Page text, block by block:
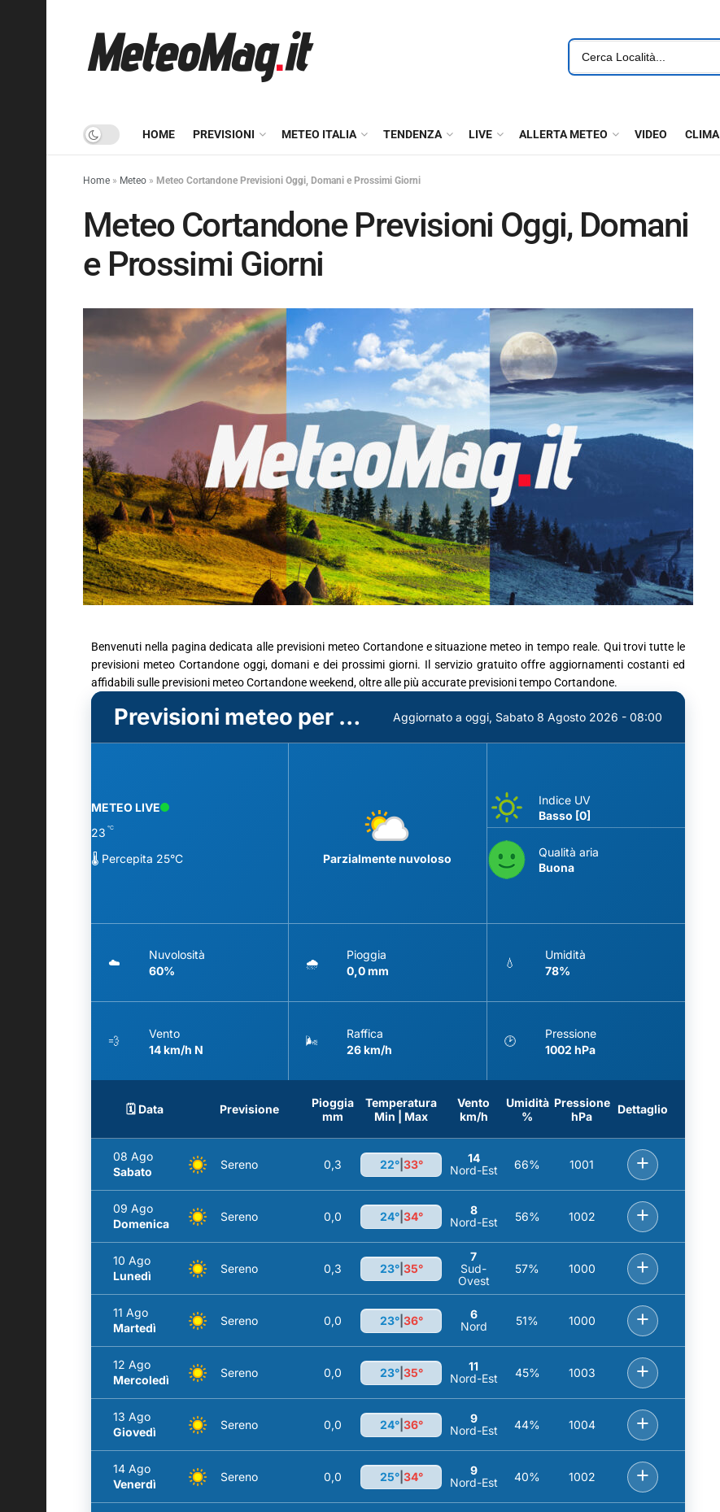
HOME PREVISIONI METEO ITALIA TENDENZA LIVE ALLERTA METEO VIDEO CLIMA
Home » Meteo » Meteo Cortandone Previsioni Oggi, Domani e Prossimi Giorni
Meteo Cortandone Previsioni Oggi, Domani
e Prossimi Giorni
Benvenuti nella pagina dedicata alle previsioni meteo Cortandone e situazione meteo in tempo reale. Qui trovi tutte le
previsioni meteo Cortandone oggi, domani e dei prossimi giorni. Il servizio gratuito offre aggiornamenti costanti ed
affidabili sulle previsioni meteo Cortandone weekend, oltre alle più accurate previsioni tempo Cortandone.
Previsioni meteo per Cortandone (AT) Aggiornato a oggi, Sabato 8 Agosto 2026 - 08:00
METEO LIVE
23 °C
🌡️ Percepita 25°C Parzialmente nuvoloso
Indice UV
Basso [0]
Qualità aria
Buona
☁️
Nuvolosità
60%
🌧️
Pioggia
0,0 mm
💧
Umidità
78%
💨
Vento
14 km/h N
🌬️
Raffica
26 km/h
🕑
Pressione
1002 hPa
🗓️ Data Previsione
Pioggia
mm
Temperatura
Min | Max
Vento
km/h
Umidità
%
Pressione
hPa
Dettaglio
08 Ago
Sabato
Sereno 0,3 22°| 33°
14
Nord-Est
66% 1001 +
09 Ago
Domenica
Sereno 0,0 24°| 34°
8
Nord-Est
56% 1002 +
10 Ago
Lunedì
Sereno 0,3 23°| 35°
7
Sud-
Ovest
57% 1000 +
11 Ago
Martedì
Sereno 0,0 23°| 36°
6
Nord
51% 1000 +
12 Ago
Mercoledì
Sereno 0,0 23°| 35°
11
Nord-Est
45% 1003 +
13 Ago
Giovedì
Sereno 0,0 24°| 36°
9
Nord-Est
44% 1004 +
14 Ago
Venerdì
Sereno 0,0 25°| 34°
9
Nord-Est
40% 1002 +